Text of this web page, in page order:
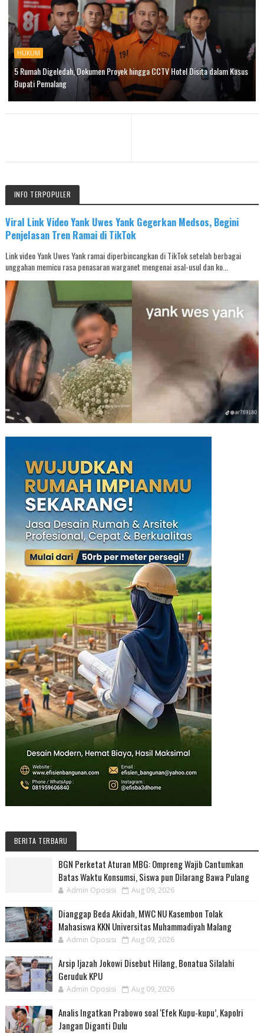
HUKUM
5 Rumah Digeledah, Dokumen Proyek hingga CCTV Hotel Disita dalam Kasus
Bupati Pemalang
INFO TERPOPULER
Viral Link Video Yank Uwes Yank Gegerkan Medsos, Begini
Penjelasan Tren Ramai di TikTok
Link video Yank Uwes Yank ramai diperbincangkan di TikTok setelah berbagai
unggahan memicu rasa penasaran warganet mengenai asal-usul dan ko...
BERITA TERBARU
BGN Perketat Aturan MBG: Ompreng Wajib Cantumkan
Batas Waktu Konsumsi, Siswa pun Dilarang Bawa Pulang
Admin Oposisi Aug 09, 2026
Dianggap Beda Akidah, MWC NU Kasembon Tolak
Mahasiswa KKN Universitas Muhammadiyah Malang
Admin Oposisi Aug 09, 2026
Arsip Ijazah Jokowi Disebut Hilang, Bonatua Silalahi
Geruduk KPU
Admin Oposisi Aug 09, 2026
Analis Ingatkan Prabowo soal ‘Efek Kupu-kupu’, Kapolri
Jangan Diganti Dulu